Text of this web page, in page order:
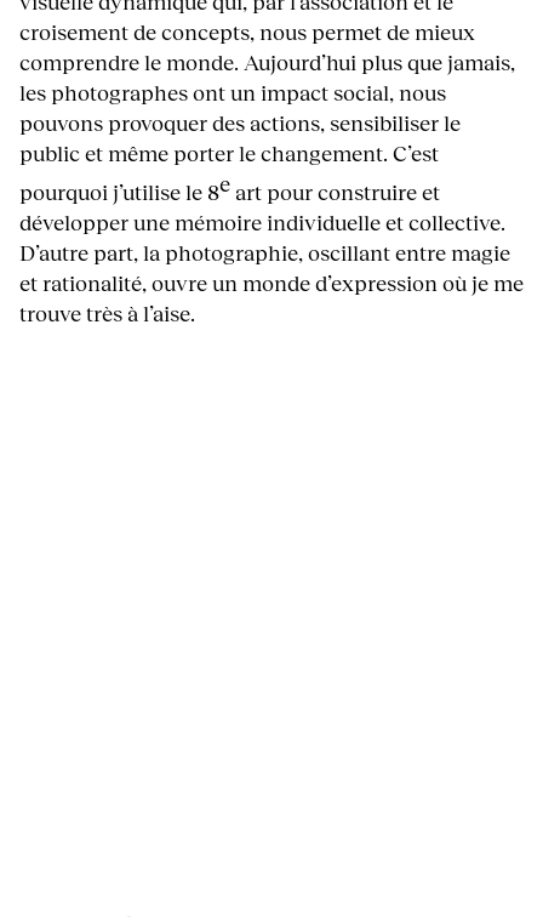
croisement de concepts, nous permet de mieux
comprendre le monde. Aujourd’hui plus que jamais,
les photographes ont un impact social, nous
pouvons provoquer des actions, sensibiliser le
public et même porter le changement. C’est
pourquoi j’utilise le 8e art pour construire et
développer une mémoire individuelle et collective.
D’autre part, la photographie, oscillant entre magie
et rationalité, ouvre un monde d’expression où je me
trouve très à l’aise.